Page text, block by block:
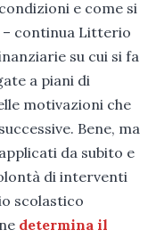
e come si
continua Litterio
su cui si fa
a piani di
motivazioni che
Bene, ma
da subito e
di interventi
scolastico
determina il